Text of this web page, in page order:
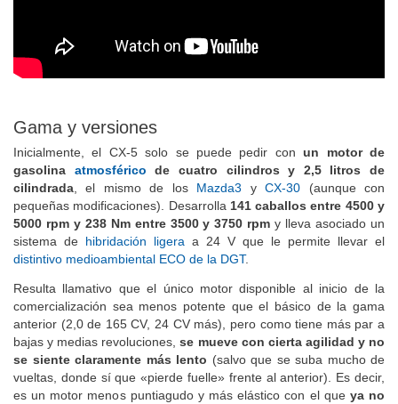
Gama y versiones
Inicialmente, el CX-5 solo se puede pedir conun motor de
gasolina atmosférico de cuatro cilindros y 2,5 litros de
cilindrada, el mismo de los Mazda3 yCX-30 (aunque con
pequeñas modificaciones). Desarrolla 141 caballos entre 4500 y
5000 rpm y 238 Nm entre 3500 y 3750 rpm y lleva asociado un
sistema de hibridación ligera a 24 V que le permite llevar el
distintivo medioambiental ECO de la DGT.
Resulta llamativo que el único motor disponible al inicio de la
comercialización sea menos potente que el básico de la gama
anterior (2,0 de 165 CV, 24 CV más), pero como tiene más par a
bajas y medias revoluciones,se mueve con cierta agilidad y no
se siente claramente más lento (salvo que se suba mucho de
vueltas, donde sí que «pierde fuelle» frente al anterior). Es decir,
es un motor menos puntiagudo y más elástico con el que ya no